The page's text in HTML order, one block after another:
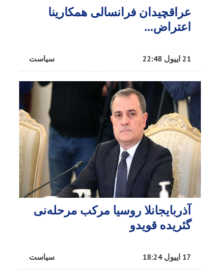
عراقچیدان فرانسالی همکارینا
اعتراض...
سیاست 21 اییول 22:48
آذربایجانلا روسیا مرکب مرحله‌نی
گئریده قویدو
سیاست 17 اییول 18:24